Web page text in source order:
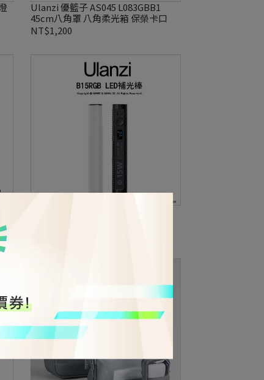
Ulanzi 優籃子 AS045 L083GBB1
45cm八角罩 八角柔光箱 保榮卡口
NT$1,200